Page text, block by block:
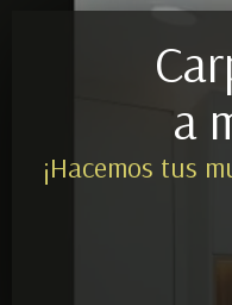
a
¡Hacemos tus